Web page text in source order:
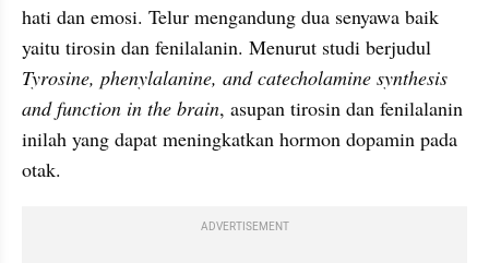
hati dan emosi. Telur mengandung dua senyawa baik
yaitu tirosin dan fenilalanin
Tyrosine, phenylalanine, and catecholamine synthesis
and function in the brain, asupan tirosin dan fenilalanin
inilah yang dapat meningkatkan hormon dopamin pada
otak.
ADVERTISEMENT